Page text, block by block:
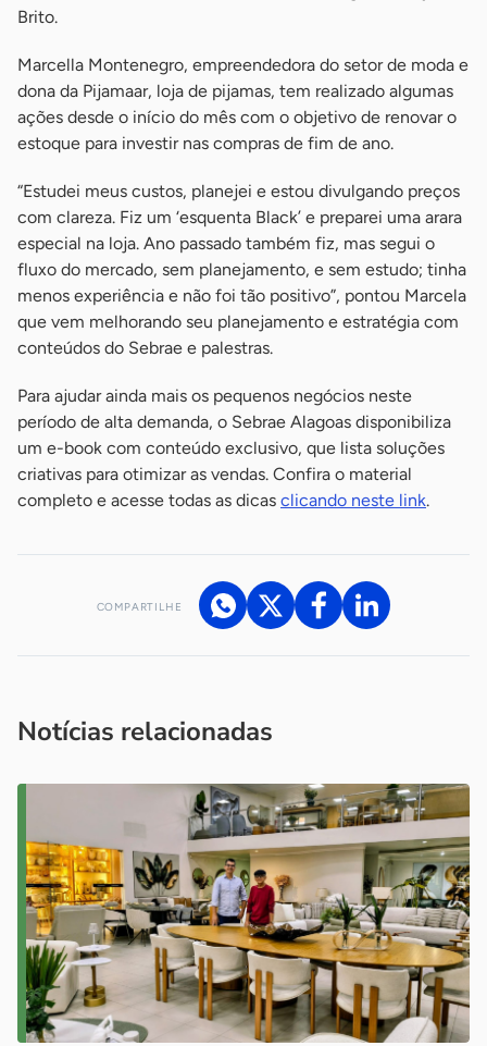
Brito.
Marcella Montenegro, empreendedora do setor de moda e
dona da Pijamaar, loja de pijamas, tem realizado algumas
ações desde o início do mês com o objetivo de renovar o
estoque para investir nas compras de fim de ano.
“Estudei meus custos, planejei e estou divulgando preços
com clareza. Fiz um ‘esquenta Black’ e preparei uma arara
especial na loja. Ano passado também fiz, mas segui o
fluxo do mercado, sem planejamento, e sem estudo; tinha
menos experiência e não foi tão positivo”, pontou Marcela
que vem melhorando seu planejamento e estratégia com
conteúdos do Sebrae e palestras.
Para ajudar ainda mais os pequenos negócios neste
período de alta demanda, o Sebrae Alagoas disponibiliza
um e-book com conteúdo exclusivo, que lista soluções
criativas para otimizar as vendas. Confira o material
completo e acesse todas as dicas clicando neste link.
COMPARTILHE
Notícias relacionadas